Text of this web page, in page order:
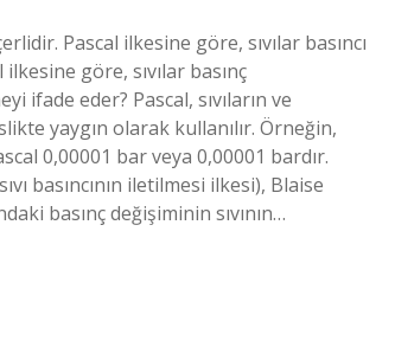
Pascal ilkesine göre, sıvılar basıncı
göre, sıvılar basınç
eder? Pascal, sıvıların ve
yaygın olarak kullanılır. Örneğin,
0,00001 bar veya 0,00001 bardır.
basıncının iletilmesi ilkesi), Blaise
basınç değişiminin sıvının…